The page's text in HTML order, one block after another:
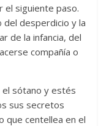
el siguiente paso.
del desperdicio y la
de la infancia, del
compañía o
sótano y estés
sus secretos
que centellea en el